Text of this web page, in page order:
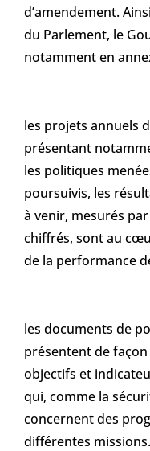
d’amendement.
du Parlement, le
notamment en
les projets annuels
présentant
les politiques
poursuivis, les
à venir, mesurés
chiffrés, sont au
de la performance
les documents de
présentent de
objectifs et
qui, comme la
concernent des
différentes missions.